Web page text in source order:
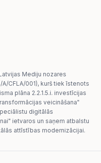
Mediju nozares
CFLA/001), kurš tiek īstenots
plāna 2.2.1.5.i. investīcijas
veicināšana"
digitālās
ietvaros un saņem atbalstu
attīstības modernizācijai.